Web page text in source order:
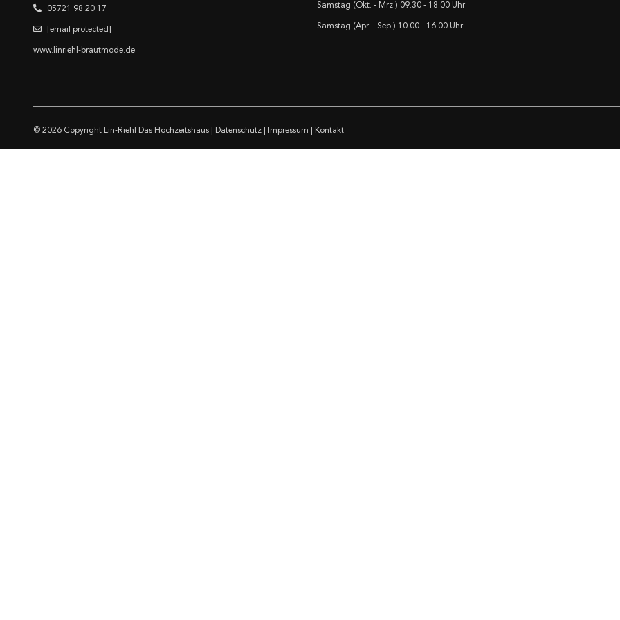
05721 98 20 17
[email protected]
www.linriehl-brautmode.de
Samstag (Okt. - Mrz.) 09.30 - 18.00 Uhr
Samstag (Apr. - Sep.) 10.00 - 16.00 Uhr
© 2026 Copyright Lin-Riehl Das Hochzeitshaus Datenschutz Impressum Kontakt